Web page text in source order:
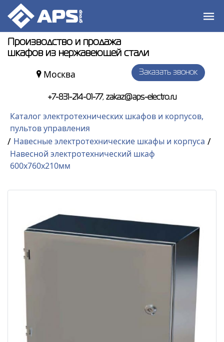
Производство и продажа
шкафов из нержавеющей стали
Москва Заказать звонок
+7-831-214-01-77, zakaz@aps-electro.ru
Каталог электротехнических шкафов и корпусов,
пультов управления
/ Навесные электротехнические шкафы и корпуса /
Навесной электротехнический шкаф
600x760x210мм